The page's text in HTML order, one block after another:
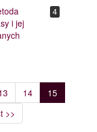
i jej
4
14
15
>>